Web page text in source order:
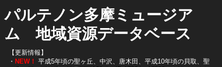
パルテノン多摩ミュージア
ム 地域資源データベース
【更新情報】
・ NEW！ 平成5年頃の聖ヶ丘、中沢、唐木田、平成10年頃の貝取、聖